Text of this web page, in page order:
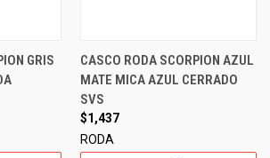
GRIS
CASCO RODA SCORPION AZUL
MATE MICA AZUL CERRADO
SVS
$1,437
RODA